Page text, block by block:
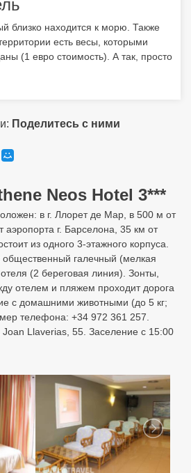
близко находится к морю. Также
есть весы, которыми
(1 евро стоимость). А так, просто
Поделитесь с ними
Neos Hotel 3***
в г. Ллорет де Мар, в 500 м от
аэропорта г. Барселона, 35 км от
из одного 3-этажного корпуса.
галечный (мелкая
(2 береговая линия). Зонты,
отелем и пляжем проходит дорога
с домашними животными (до 5 кг;
телефона: +34 972 361 257.
Llaverias, 55. Заселение с 15:00